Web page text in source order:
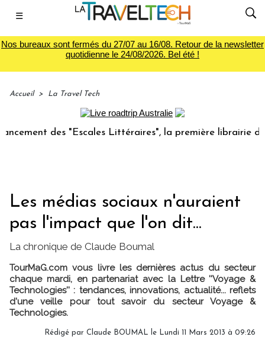
☰
Nos bureaux sont fermés du 27/07 au 16/08. Retour de la newsletter
quotidienne le 24/08/2026. Bel été !
Accueil > La Travel Tech
des "Escales Littéraires", la première librairie du
Les médias sociaux n'auraient
pas l'impact que l'on dit...
La chronique de Claude Boumal
TourMaG.com vous livre les dernières actus du secteur
chaque mardi, en partenariat avec la Lettre ''Voyage &
Technologies'' : tendances, innovations, actualité... reflets
d'une veille pour tout savoir du secteur Voyage &
Technologies.
Rédigé par Claude BOUMAL le Lundi 11 Mars 2013 à 09:26